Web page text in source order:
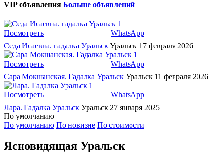
VIP объявления Больше объявлений
1
Посмотреть
WhatsApp
Седа Исаевна. гадалка Уральск Уральск 17 февраля 2026
1
Посмотреть
WhatsApp
Сара Мокшанская. Гадалка Уральск Уральск 11 февраля 2026
1
Посмотреть
WhatsApp
Лара. Гадалка Уральск Уральск 27 января 2025
По умолчанию
По умолчанию По новизне По стоимости
Ясновидящая Уральск